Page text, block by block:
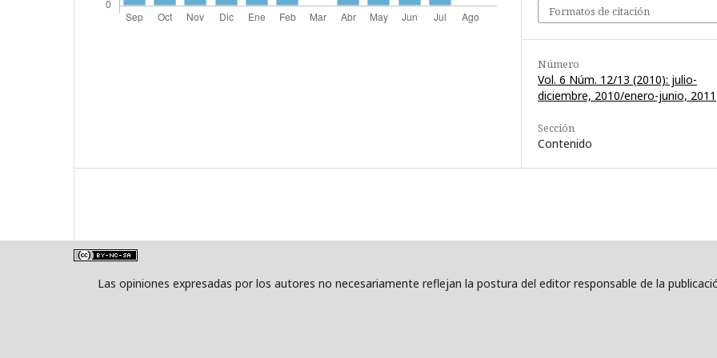
Formatos de citación
Número
Vol. 6 Núm. 12/13 (2010): julio-
diciembre, 2010/enero-junio, 2011
Sección
Contenido
Las opiniones expresadas por los autores no necesariamente reflejan la postura del editor responsable de la